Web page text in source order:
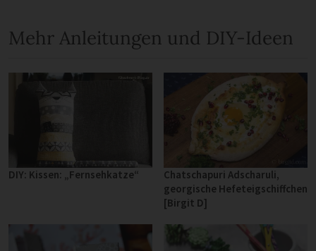
Mehr Anleitungen und DIY-Ideen
DIY: Kissen: „Fernsehkatze“
Chatschapuri Adscharuli,
georgische Hefeteigschiffchen
[Birgit D]